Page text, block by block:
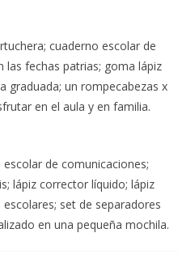
cuaderno escolar de
las fechas patrias; goma lápiz
graduada; un rompecabezas x
en el aula y en familia.
de comunicaciones;
lápiz corrector líquido; lápiz
set de separadores
en una pequeña mochila.